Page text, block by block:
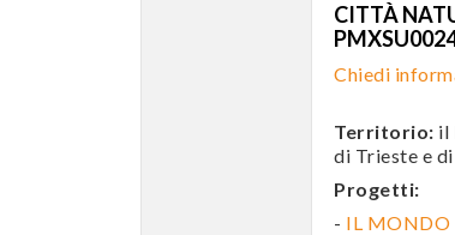
CITTÀ
Chiedi
Territorio: il
di Trieste e
Progetti:
- IL MONDO